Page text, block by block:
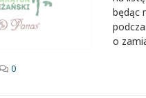
będąc
o
0